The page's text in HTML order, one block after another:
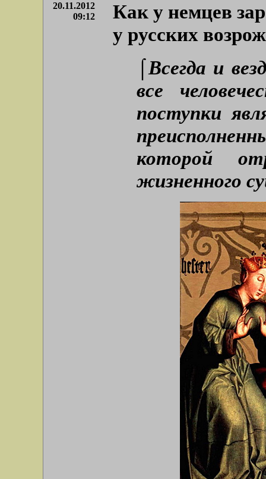
20.11.2012
09:12
Как у немцев
у русских
⌠Всегда и
все
поступки
которой
жизненного